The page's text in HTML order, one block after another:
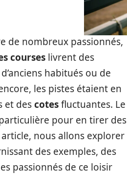
de nombreux passionnés,
courses livrent des
habitués ou de
les pistes étaient en
et descotesfluctuantes. Le
pour en tirer des
nous allons explorer
des exemples, des
passionnés de ce loisir